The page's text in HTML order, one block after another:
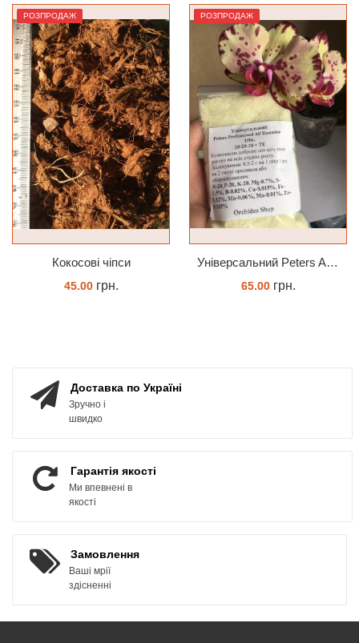
РОЗПРОДАЖ
Кокосові чіпси
45.00грн.
РОЗПРОДАЖ
Універсальний Peters Allrounder 20-20-20+ТЕ
65.00грн.
Доставка по Україні
Зручно і
швидко
Гарантія якості
Ми впевнені в
якості
Замовлення
Ваші мрії
здісненні